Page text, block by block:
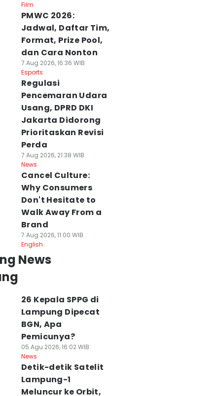
Film
PMWC 2026:
Jadwal, Daftar Tim,
Format, Prize Pool,
dan Cara Nonton
7 Aug 2026, 16:36 WIB
Esports
Regulasi
Pencemaran Udara
Usang, DPRD DKI
Jakarta Didorong
Prioritaskan Revisi
Perda
7 Aug 2026, 21:38 WIB
News
Cancel Culture:
Why Consumers
Don't Hesitate to
Walk Away From a
Brand
7 Aug 2026, 11:00 WIB
English
News
26 Kepala SPPG di
Lampung Dipecat
BGN, Apa
Pemicunya?
05 Agu 2026, 16:02 WIB
News
Detik-detik Satelit
Lampung-1
Meluncur ke Orbit,